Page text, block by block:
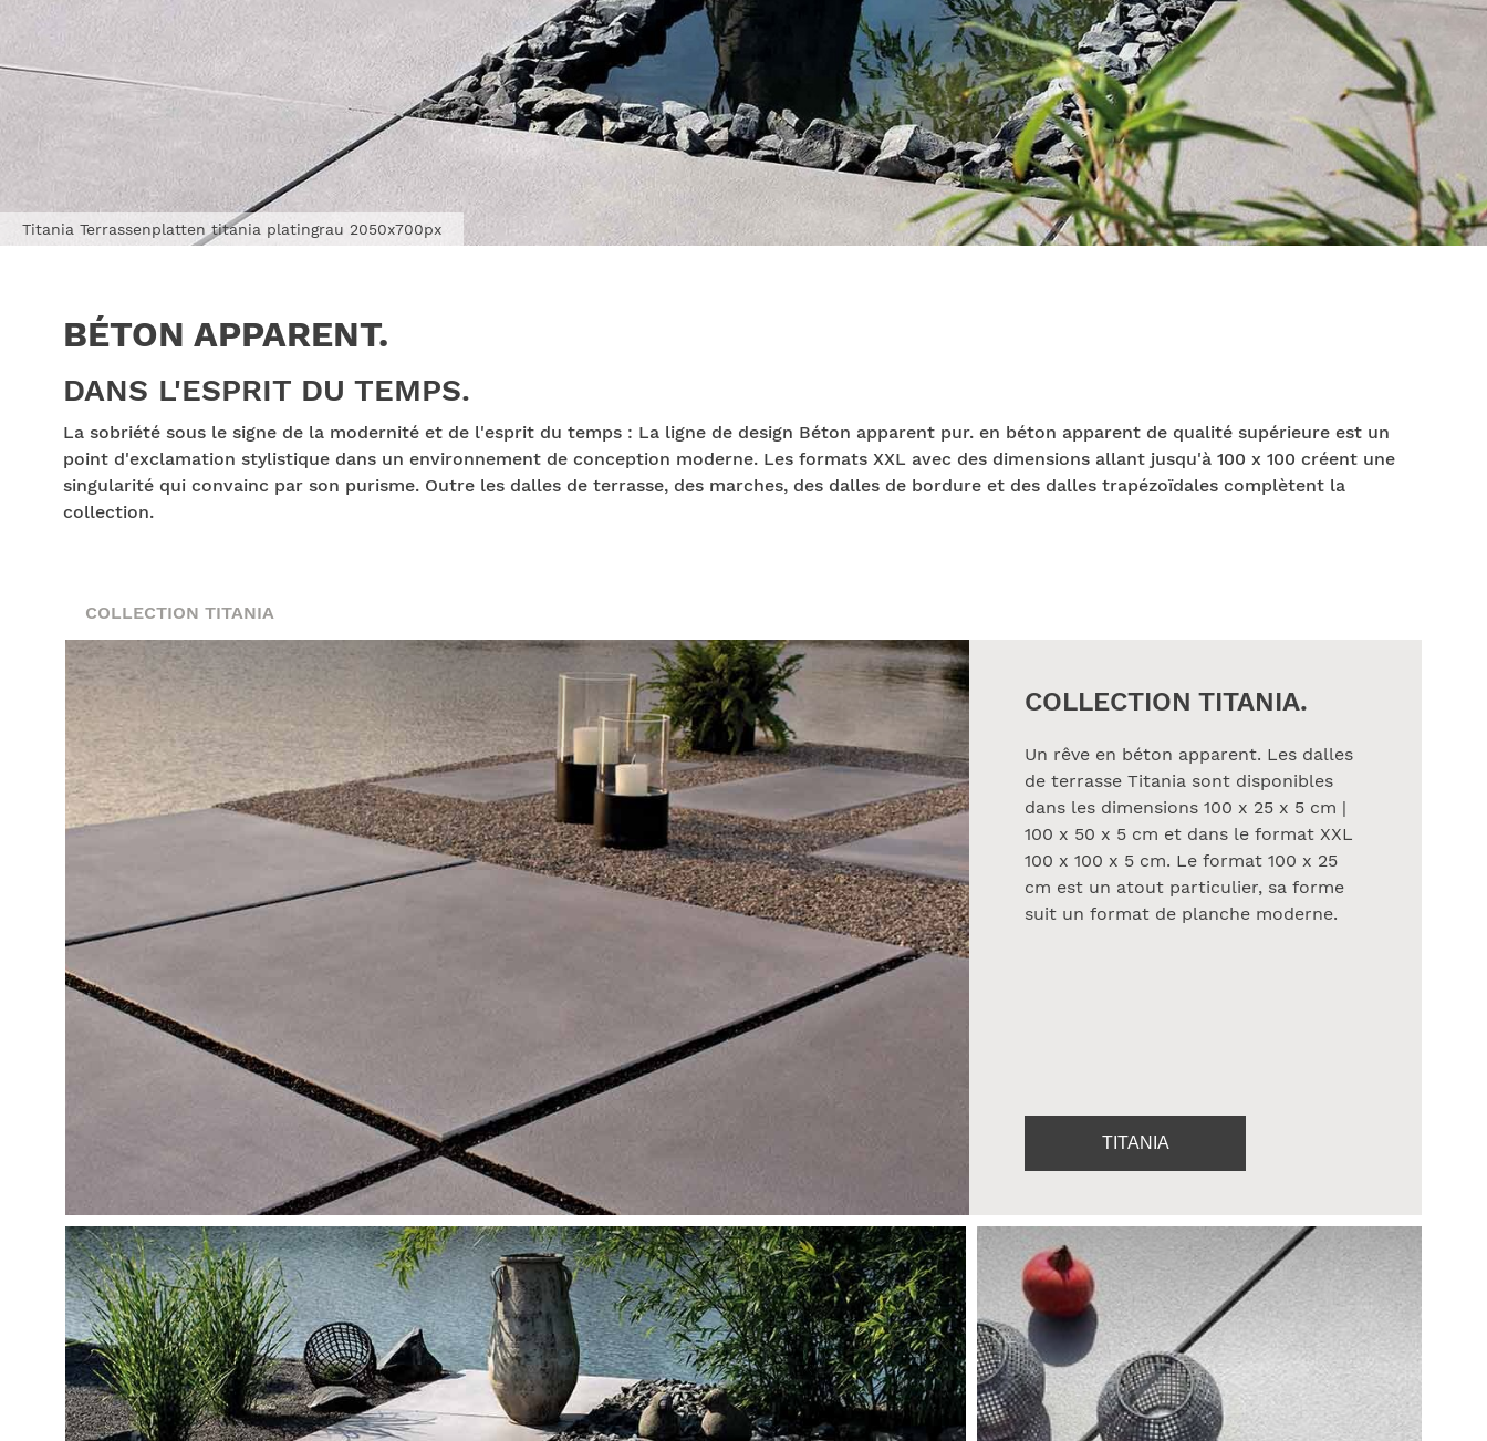
Titania Terrassenplatten titania platingrau 2050x700px
BÉTON APPARENT.
DANS L'ESPRIT DU TEMPS.
La sobriété sous le signe de la modernité et de l'esprit du temps : La ligne de design Béton apparent pur. en béton apparent de qualité supérieure est un
point d'exclamation stylistique dans un environnement de conception moderne. Les formats XXL avec des dimensions allant jusqu'à 100 x 100 créent une
singularité qui convainc par son purisme. Outre les dalles de terrasse, des marches, des dalles de bordure et des dalles trapézoïdales complètent la
collection.
COLLECTION TITANIA
COLLECTION TITANIA.
Un rêve en béton apparent. Les dalles
de terrasse Titania sont disponibles
dans les dimensions 100 x 25 x 5 cm |
100 x 50 x 5 cm et dans le format XXL
100 x 100 x 5 cm. Le format 100 x 25
cm est un atout particulier, sa forme
suit un format de planche moderne.
TITANIA